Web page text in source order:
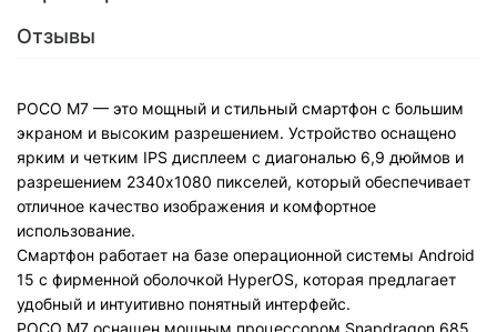
Отзывы
POCO M7 — это мощный и стильный смартфон с большим
экраном и высоким разрешением. Устройство оснащено
ярким и четким IPS дисплеем с диагональю 6,9 дюймов и
разрешением 2340x1080 пикселей, который обеспечивает
отличное качество изображения и комфортное
использование.
Смартфон работает на базе операционной системы Android
15 с фирменной оболочкой HyperOS, которая предлагает
удобный и интуитивно понятный интерфейс.
POCO M7 оснащен мощным процессором Snapdragon 685,